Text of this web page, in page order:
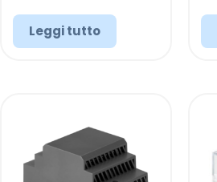
Leggi tutto